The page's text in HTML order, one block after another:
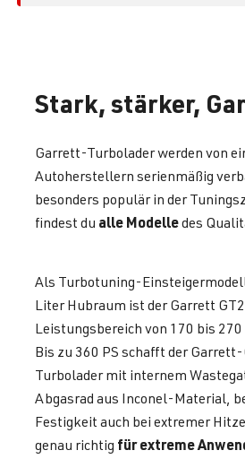
Stark, stärker,
Garrett-Turbolader werden von
Autoherstellern serienmäßig
besonders populär in der
findest du alle Modelledes
Als Turbotuning-
Liter Hubraum ist der Garrett
Leistungsbereich von 170 bis 270
Bis zu 360 PS schafft der
Turbolader mit internem
Abgasrad aus Inconel-Material,
Festigkeit auch bei extremer
genau richtig für extreme